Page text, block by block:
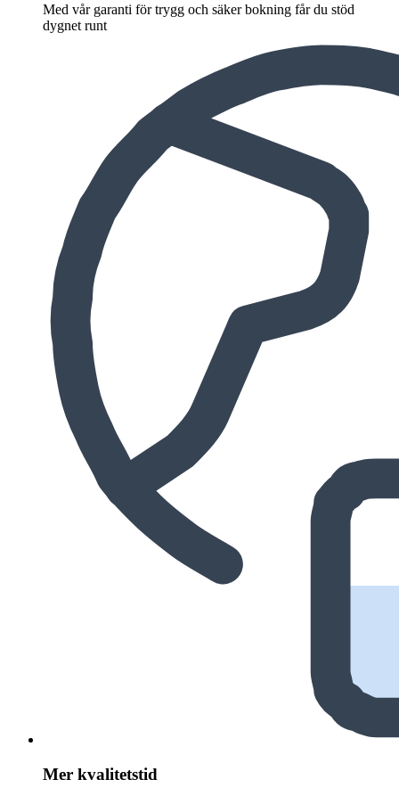
Med vår garanti för trygg och säker bokning får du stöd
dygnet runt
Mer kvalitetstid